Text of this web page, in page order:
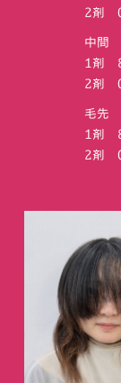
2剤
中間
1剤
2剤
毛先
1剤
2剤